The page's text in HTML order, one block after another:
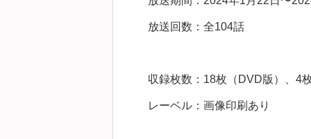
放送回数：全104話
収録枚数：18枚（DVD版）、4
レーベル：画像印刷あり